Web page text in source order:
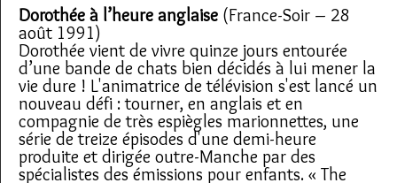
Dorothée à l’heure anglaise (France-Soir – 28
août 1991)
Dorothée vient de vivre quinze jours entourée
d’une bande de chats bien décidés à lui mener la
vie dure ! L'animatrice de télévision s'est lancé un
nouveau défi : tourner, en anglais et en
compagnie de très espiègles marionnettes, une
série de treize épisodes d'une demi-heure
produite et dirigée outre-Manche par des
spécialistes des émissions pour enfants. « The